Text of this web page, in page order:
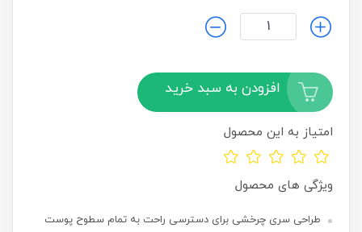
افزودن به سبد خرید
امتیاز به این محصول
ویژگی های محصول
طراحی سری چرخشی برای دسترسی راحت به تمام سطوح پوست